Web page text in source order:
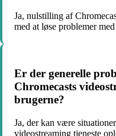
Ja, nulstilling af
med at løse problemer
Er der generelle
Chromecasts
brugerne?
Ja, der kan være
videostreaming tjeneste